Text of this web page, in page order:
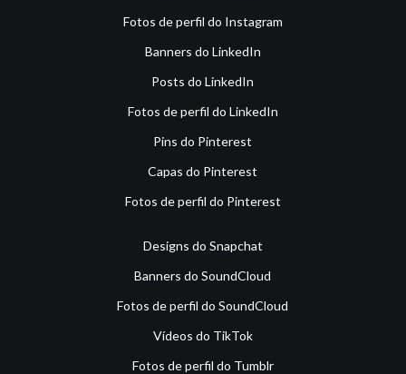
Fotos de perfil do Instagram
Banners do LinkedIn
Posts do LinkedIn
Fotos de perfil do LinkedIn
Pins do Pinterest
Capas do Pinterest
Fotos de perfil do Pinterest
Designs do Snapchat
Banners do SoundCloud
Fotos de perfil do SoundCloud
Vídeos do TikTok
Fotos de perfil do Tumblr